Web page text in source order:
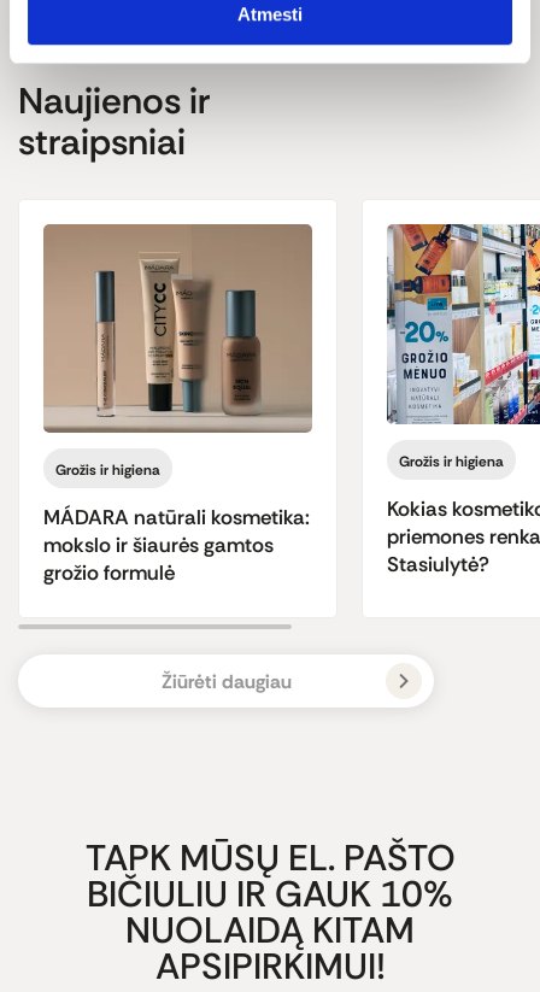
Atmesti
Naujienos ir
straipsniai
Grožis ir higiena
MÁDARA natūrali kosmetika:
mokslo ir šiaurės gamtos
grožio formulė
Grožis ir higiena
Kokias
priemones
Stasiulytė?
Žiūrėti daugiau
TAPK MŪSŲ EL. PAŠTO
BIČIULIU IR GAUK 10%
NUOLAIDĄ KITAM
APSIPIRKIMUI!